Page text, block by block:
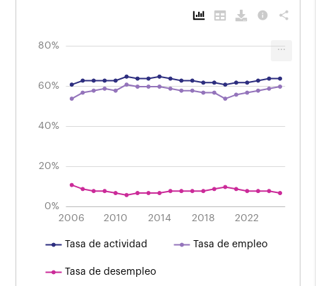
info share
Evolución de los principales indicadores del
Período 2006 - 2025. Tasa de actividad, tasa de
empleo y tasa de desempleo.
40%
0%
20%
40%
60%
80%
2006
2009
2012
2015 2018
2021
2024 2010 2014 2022
Tasa de actividad Tasa de empleo
Tasa de desempleo
...